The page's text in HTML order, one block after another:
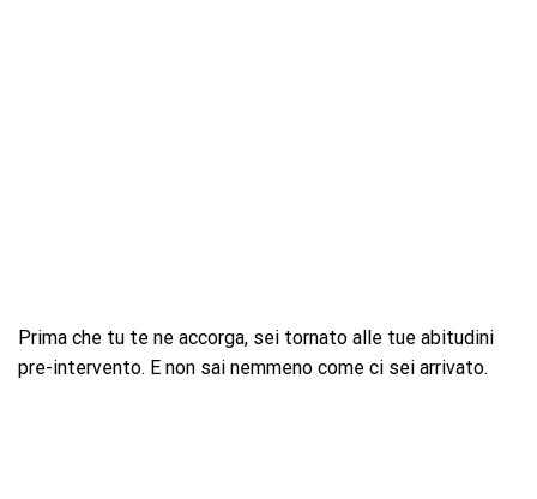
Prima che tu te ne accorga, sei tornato alle tue abitudini
pre-intervento. E non sai nemmeno come ci sei arrivato.